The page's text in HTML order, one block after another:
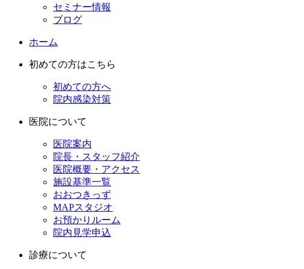
セミナー情報
ブログ
ホーム
初めての方はこちら
初めての方へ
院内感染対策
医院について
医院案内
院長・スタッフ紹介
医院概要・アクセス
施設基準一覧
おおつきっず
MAPスタジオ
お預かりルーム
院内見学申込
診療について